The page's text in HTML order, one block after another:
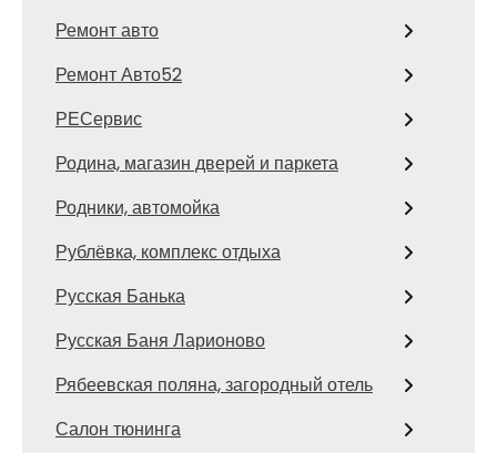
Ремонт авто
Ремонт Авто52
РЕСервис
Родина, магазин дверей и паркета
Родники, автомойка
Рублёвка, комплекс отдыха
Русская Банька
Русская Баня Ларионово
Рябеевская поляна, загородный отель
Салон тюнинга